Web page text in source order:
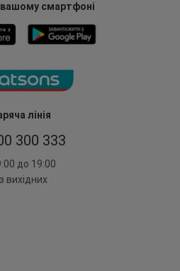
лінія
300 333
до 19:00
вихідних
смартфоні